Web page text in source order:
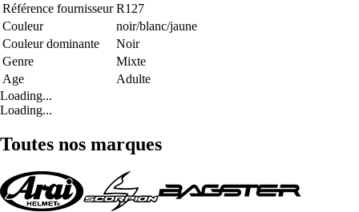
Référence fournisseur R127
Couleur
noir/blanc/jaune
Couleur dominante
Noir
Genre
Mixte
Age
Adulte
Loading...
Loading...
Toutes nos marques